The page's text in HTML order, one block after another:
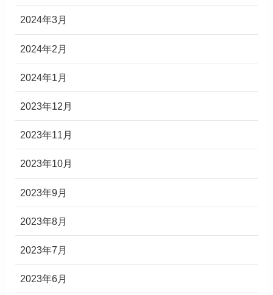
2024年3月
2024年2月
2024年1月
2023年12月
2023年11月
2023年10月
2023年9月
2023年8月
2023年7月
2023年6月